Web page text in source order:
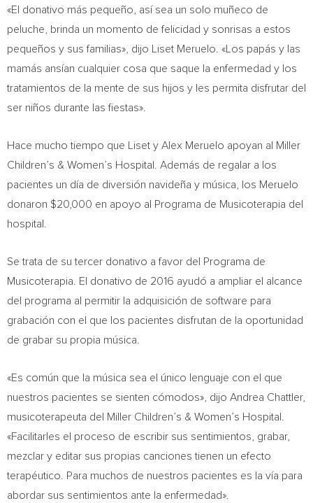
«El donativo más pequeño, así sea un solo muñeco de
peluche, brinda un momento de felicidad y sonrisas a estos
pequeños y sus familias», dijo
Liset Meruelo . «Los papás y las
mamás ansían cualquier cosa que saque la enfermedad y los
tratamientos de la mente de sus hijos y les permita disfrutar del
ser niños durante las fiestas».
Hace mucho tiempo que Liset y Alex Meruelo apoyan al Miller
Children’s & Women’s Hospital. Además de regalar a los
pacientes un día de diversión navideña y música, los Meruelo
donaron $20,000 en apoyo al Programa de Musicoterapia del
hospital.
Se trata de su tercer donativo a favor del Programa de
Musicoterapia. El donativo de 2016 ayudó a ampliar el alcance
del programa al permitir la adquisición de software para
grabación con el que los pacientes disfrutan de la oportunidad
de grabar su propia música.
«Es común que la música sea el único lenguaje con el que
nuestros pacientes se sienten cómodos», dijo Andrea Chattler,
musicoterapeuta del Miller Children’s & Women’s Hospital.
«Facilitarles el proceso de escribir sus sentimientos, grabar,
mezclar y editar sus propias canciones tienen un efecto
terapéutico. Para muchos de nuestros pacientes es la vía para
abordar sus sentimientos ante la enfermedad».